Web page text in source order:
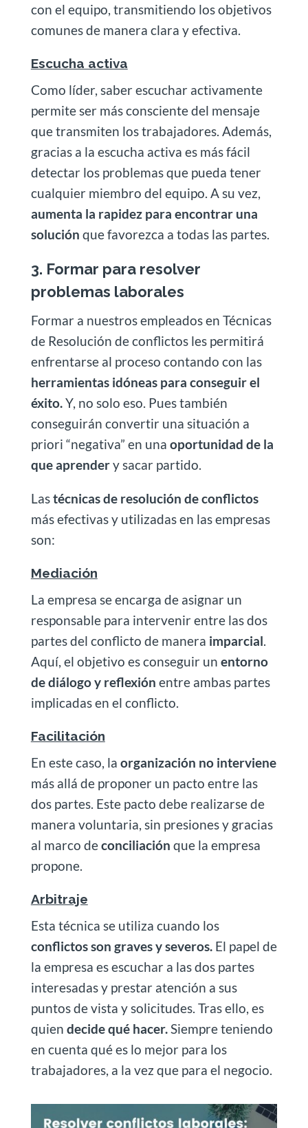
con el equipo, transmitiendo los objetivos
comunes de manera clara y efectiva.
Escucha activa
Como líder, saber escuchar activamente
permite ser más consciente del mensaje
que transmiten los trabajadores. Además,
gracias a la escucha activa es más fácil
detectar los problemas que pueda tener
cualquier miembro del equipo. A su vez,
aumenta la rapidez para encontrar una
solución que favorezca a todas las partes.
3. Formar para resolver
problemas laborales
Formar a nuestros empleados en Técnicas
de Resolución de conflictos les permitirá
enfrentarse al proceso contando con las
herramientas idóneas para conseguir el
éxito.Y, no solo eso. Pues también
conseguirán convertir una situación a
priori “negativa” en una oportunidad de la
que aprendery sacar partido.
Lastécnicas de resolución de conflictos
más efectivas y utilizadas en las empresas
son:
Mediación
La empresa se encarga de asignar un
responsable para intervenir entre las dos
partes del conflicto de manera imparcial.
Aquí, el objetivo es conseguir un entorno
de diálogo y reflexión entre ambas partes
implicadas en el conflicto.
Facilitación
En este caso, la organización no interviene
más allá de proponer un pacto entre las
dos partes. Este pacto debe realizarse de
manera voluntaria, sin presiones y gracias
al marco deconciliación que la empresa
propone.
Arbitraje
Esta técnica se utiliza cuando los
conflictos son graves y severos.El papel de
la empresa es escuchar a las dos partes
interesadas y prestar atención a sus
puntos de vista y solicitudes. Tras ello, es
quien decide qué hacer.Siempre teniendo
en cuenta qué es lo mejor para los
trabajadores, a la vez que para el negocio.